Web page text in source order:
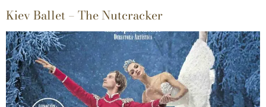
Kiev Ballet – The Nutcracker